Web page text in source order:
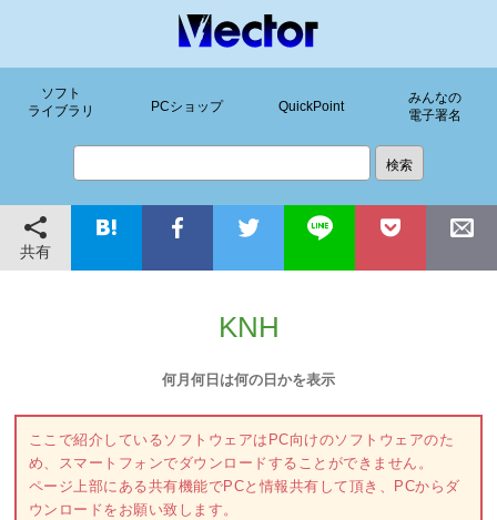
ソフト
ライブラリ
PCショップ QuickPoint
みんなの
電子署名
共有
KNH
何月何日は何の日かを表示
ここで紹介しているソフトウェアはPC向けのソフトウェアのた
め、スマートフォンでダウンロードすることができません。
ページ上部にある共有機能でPCと情報共有して頂き、PCからダ
ウンロードをお願い致します。